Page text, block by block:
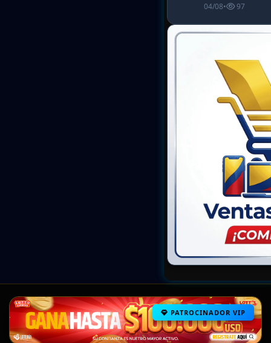
04/08• 97
PATROCINADOR VIP